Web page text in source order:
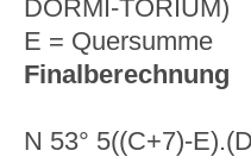
DORMI-TORIUM)
E = Quersumme
Finalberechnung
N 53° 5((C+7)-